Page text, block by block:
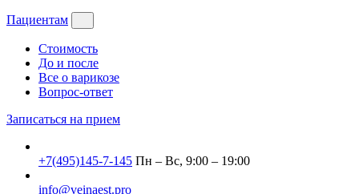
Пациентам
Стоимость
До и после
Все о варикозе
Вопрос-ответ
Записаться на прием
+7(495)145-7-145 Пн – Вс, 9:00 – 19:00
info@veinaest.pro